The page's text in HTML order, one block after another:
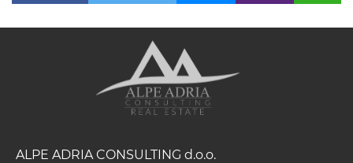
ALPE ADRIA CONSULTING d.o.o.